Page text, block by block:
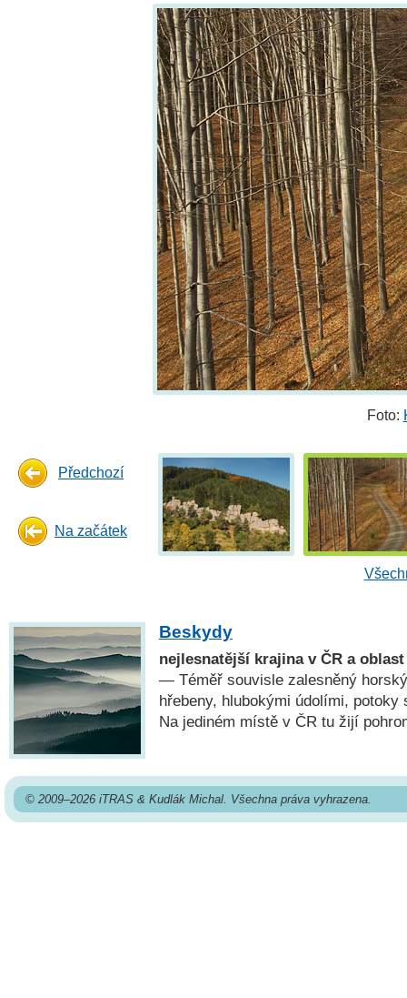
Foto:
Předchozí
Na začátek
Beskydy
nejlesnatější krajina v ČR a
— Téměř souvisle zalesněný
hřebeny, hlubokými údolími, potoky
Na jediném místě v ČR tu žijí
© 2009–2026 iTRAS & Kudlák Michal. Všechna práva vyhrazena.